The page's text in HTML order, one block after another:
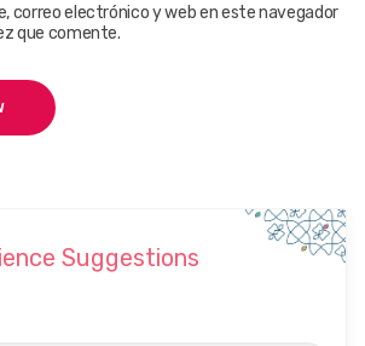
correo electrónico y web en este navegador
que comente.
Suggestions